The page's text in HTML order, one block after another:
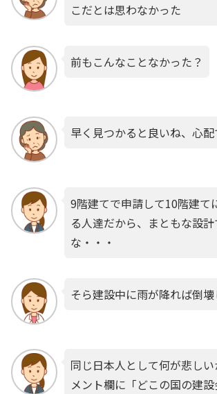
こだとは思わなかった
前もこんなことなかった？
早く見つかると良いね、心
9階建てで申請して10階建て
る人達だから、まともな設
な・・・
そら建設中に雨が降れば倒壊
同じ日本人として何が悲し
メント欄に「どこの国の建